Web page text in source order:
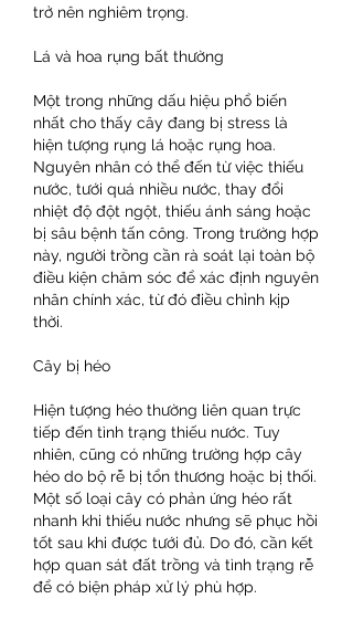
trở nên nghiêm trọng.
Lá và hoa rụng bất thường
Một trong những dấu hiệu phổ biến
nhất cho thấy cây đang bị stress là
hiện tượng rụng lá hoặc rụng hoa.
Nguyên nhân có thể đến từ việc thiếu
nước, tưới quá nhiều nước, thay đổi
nhiệt độ đột ngột, thiếu ánh sáng hoặc
bị sâu bệnh tấn công. Trong trường hợp
này, người trồng cần rà soát lại toàn bộ
điều kiện chăm sóc để xác định nguyên
nhân chính xác, từ đó điều chỉnh kịp
thời.
Cây bị héo
Hiện tượng héo thường liên quan trực
tiếp đến tình trạng thiếu nước. Tuy
nhiên, cũng có những trường hợp cây
héo do bộ rễ bị tổn thương hoặc bị thối.
Một số loại cây có phản ứng héo rất
nhanh khi thiếu nước nhưng sẽ phục hồi
tốt sau khi được tưới đủ. Do đó, cần kết
hợp quan sát đất trồng và tình trạng rễ
để có biện pháp xử lý phù hợp.